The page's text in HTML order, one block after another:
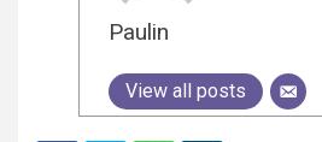
Paulin
View all posts